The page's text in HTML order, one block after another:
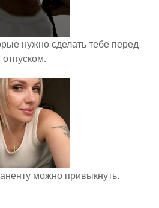
нужно сделать тебе перед
отпуском.
можно привыкнуть.